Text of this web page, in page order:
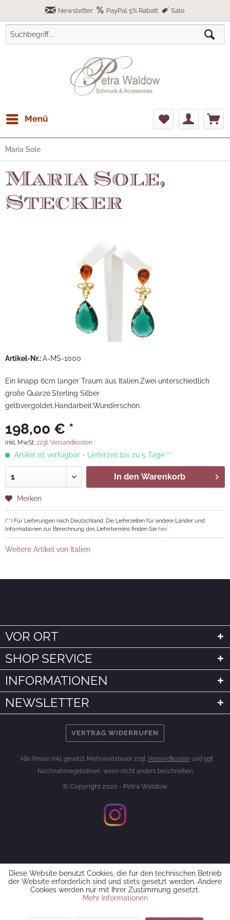
Newsletter PayPal 5% Rabatt Sale
Menü
Maria Sole
Maria Sole,
Stecker
Artikel-Nr.:A-MS-1000
Ein knapp 6cm langer Traum aus Italien.Zwei unterschiedlich
große Quarze.Sterling Silber
gelbvergoldet.Handarbeit.Wunderschön.
198,00 € *
inkl. MwSt. zzgl. Versandkosten
Artikel ist verfügbar - Lieferzeit bis zu 5 Tage **
In den Warenkorb
Merken
(**) Für Lieferungen nach Deutschland. Die Lieferzeiten für andere Länder und
Informationen zur Berechnung des Liefertermins finden Sie hier.
Weitere Artikel von Italien
VOR ORT
SHOP SERVICE
INFORMATIONEN
NEWSLETTER
VERTRAG WIDERRUFEN
* Alle Preise inkl. gesetzl. Mehrwertsteuer zzgl. Versandkosten und ggf.
Nachnahmegebühren, wenn nicht anders beschrieben
© Copyright 2020 - Petra Waldow
Diese Website benutzt Cookies, die für den technischen Betrieb
der Website erforderlich sind und stets gesetzt werden. Andere
Cookies werden nur mit Ihrer Zustimmung gesetzt.
Mehr Informationen